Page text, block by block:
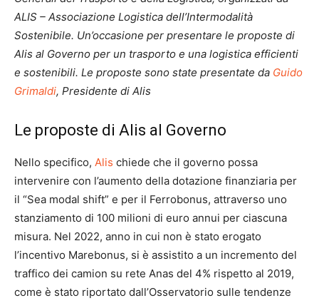
ALIS – Associazione Logistica dell’Intermodalità
Sostenibile. Un’occasione per presentare le proposte di
Alis al Governo per un trasporto e una logistica efficienti
e sostenibili. Le proposte sono state presentate da Guido
Grimaldi, Presidente di Alis
Le proposte di Alis al Governo
Nello specifico, Alis chiede che il governo possa
intervenire con l’aumento della dotazione finanziaria per
il “Sea modal shift” e per il Ferrobonus, attraverso uno
stanziamento di 100 milioni di euro annui per ciascuna
misura. Nel 2022, anno in cui non è stato erogato
l’incentivo Marebonus, si è assistito a un incremento del
traffico dei camion su rete Anas del 4% rispetto al 2019,
come è stato riportato dall’Osservatorio sulle tendenze